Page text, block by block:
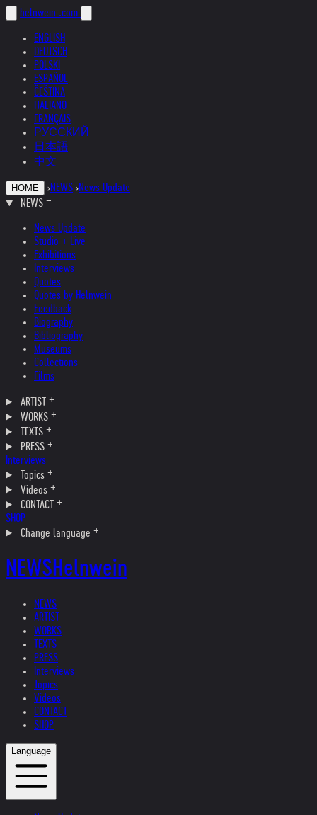
helnwein .com
ENGLISH
DEUTSCH
POLSKI
ESPAÑOL
ČEŠTINA
ITALIANO
FRANÇAIS
РУССКИЙ
日本語
中文
HOME ›NEWS ›News Update
NEWS
News Update
Studio + Live
Exhibitions
Interviews
Quotes
Quotes by Helnwein
Feedback
Biography
Bibliography
Museums
Collections
Films
ARTIST
WORKS
TEXTS
PRESS
Interviews
Topics
Videos
CONTACT
SHOP
Change language
NEWSHelnwein
NEWS
ARTIST
WORKS
TEXTS
PRESS
Interviews
Topics
Videos
CONTACT
SHOP
Language